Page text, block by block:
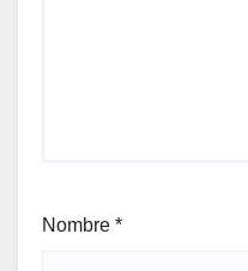
Nombre *